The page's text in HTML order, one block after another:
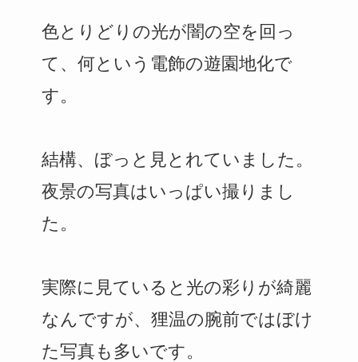
色とりどりの光が闇の空を回っ
て、何という電飾の遊園地化で
す。
結構、ぼっと見とれていました。
夜景の写真はいっぱい撮りまし
た。
実際に見ていると光の彩りが綺麗
なんですが、狸温の腕前ではぼけ
た写真も多いです。